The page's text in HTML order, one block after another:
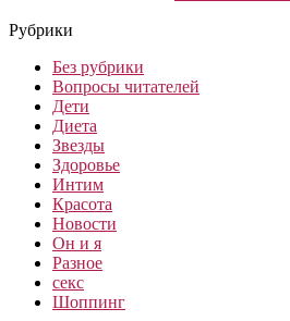
Рубрики
Без рубрики
Вопросы читателей
Дети
Диета
Звезды
Здоровье
Интим
Красота
Новости
Он и я
Разное
секс
Шоппинг